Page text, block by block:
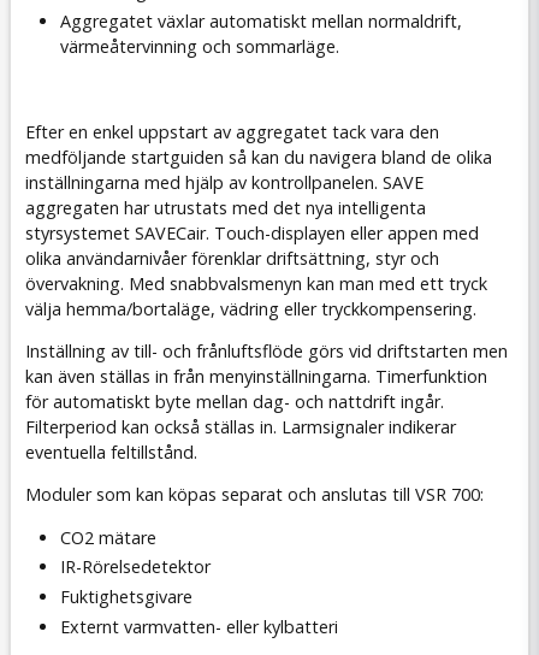
Aggregatet växlar automatiskt mellan normaldrift,
värmeåtervinning och sommarläge.
Efter en enkel uppstart av aggregatet tack vara den
medföljande startguiden så kan du navigera bland de olika
inställningarna med hjälp av kontrollpanelen. SAVE
aggregaten har utrustats med det nya intelligenta
styrsystemet SAVECair. Touch-displayen eller appen med
olika användarnivåer förenklar driftsättning, styr och
övervakning. Med snabbvalsmenyn kan man med ett tryck
välja hemma/bortaläge, vädring eller tryckkompensering.
Inställning av till- och frånluftsflöde görs vid driftstarten men
kan även ställas in från menyinställningarna. Timerfunktion
för automatiskt byte mellan dag- och nattdrift ingår.
Filterperiod kan också ställas in. Larmsignaler indikerar
eventuella feltillstånd.
Moduler som kan köpas separat och anslutas till VSR 700:
CO2 mätare
IR-Rörelsedetektor
Fuktighetsgivare
Externt varmvatten- eller kylbatteri